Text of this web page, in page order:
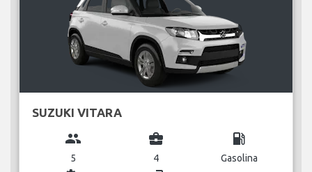
SUZUKI VITARA
group
5
business_center
4
local_gas_station
Gasolina